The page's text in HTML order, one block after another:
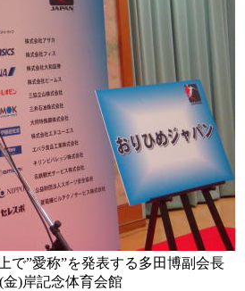
で”愛称”を発表する多田博副会長
金)岸記念体育会館